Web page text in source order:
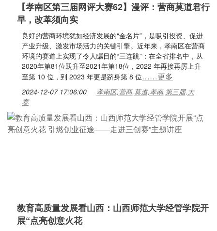
【孝南区第三届网评大赛62】漫评：营商莫道君行
早，改革须向实
良好的营商环境犹如经济发展的“金名片”，是吸引投资、促进
产业升级、激发市场活力的关键引擎。近年来，孝南区在营商
环境的赛道上实现了令人瞩目的“三连跳”：在全省排名中，从
2020年第81位跃升至2021年第18位，2022 年再接再厉上升
至第 10 位，到 2023 年更是跻身第 8 位……更多
2024-12-07 17:06:00
孝南区,营商,莫道,孝南,第三届,大
赛
教育高质量发展看山西：山西师范大学经管学院开
展“点亮创意火花